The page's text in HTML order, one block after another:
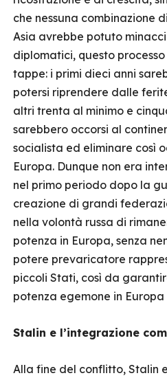
che nessuna combinazione
Asia avrebbe potuto
diplomatici, questo
tappe: i primi dieci anni
potersi riprendere dalle
altri trenta al minimo e
sarebbero occorsi al
socialista ed eliminare così
Europa. Dunque non era
nel primo periodo dopo la
creazione di grandi
nella volontà russa di
potenza in Europa, senza
potere prevaricatore
piccoli Stati, così da
potenza egemone in Europa
Stalin e l’integrazione
Alla fine del conflitto, Stalin